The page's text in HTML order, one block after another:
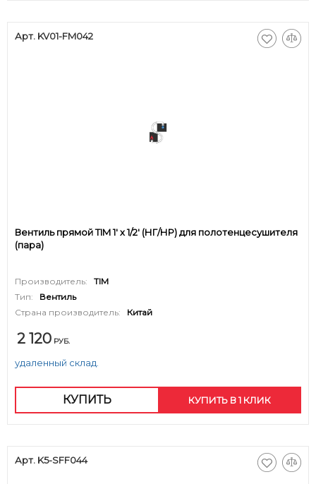
Арт. KV01-FM042
Вентиль прямой TIM 1' х 1/2' (НГ/НР) для полотенцесушителя
(пара)
Производитель:
TIM
Тип:
Вентиль
Страна производитель:
Китай
2 120 РУБ.
удаленный склад.
КУПИТЬ КУПИТЬ В 1 КЛИК
Арт. K5-SFF044